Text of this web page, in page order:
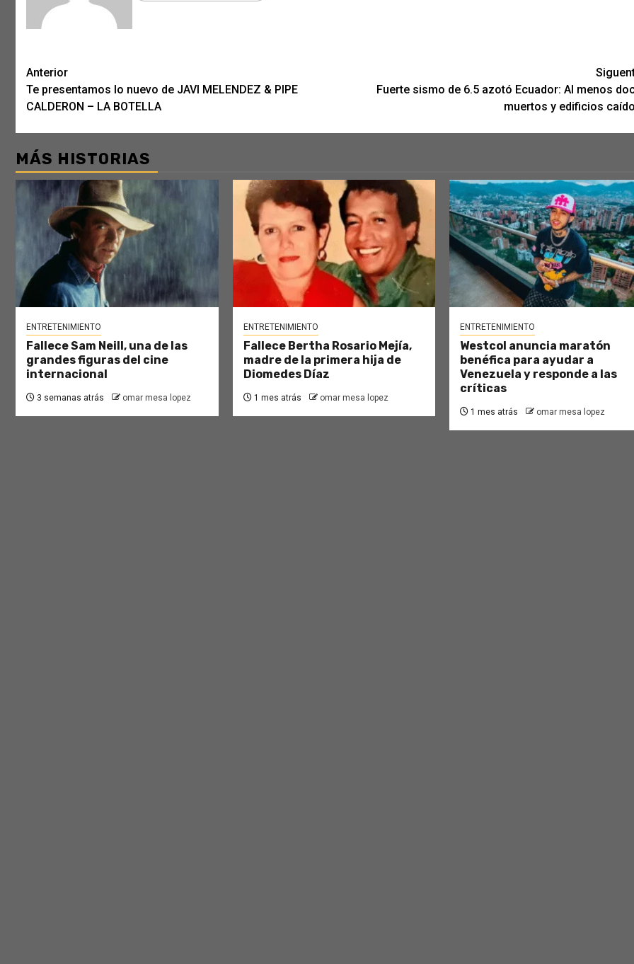
Post
navigation
Anterior
Te presentamos lo nuevo de JAVI MELENDEZ & PIPE
CALDERON – LA BOTELLA
Fuerte sismo de 6.5 azotó Ecuador: Al menos
muertos y edificios
MÁS HISTORIAS
ENTRETENIMIENTO
Fallece Sam Neill, una de las
grandes figuras del cine
internacional
3 semanas atrás omar mesa lopez
ENTRETENIMIENTO
Fallece Bertha Rosario Mejía,
madre de la primera hija de
Diomedes Díaz
1 mes atrás omar mesa lopez
ENTRETENIMIENTO
Westcol anuncia maratón
benéfica para ayudar a
Venezuela y responde a las
críticas
1 mes atrás omar mesa lopez